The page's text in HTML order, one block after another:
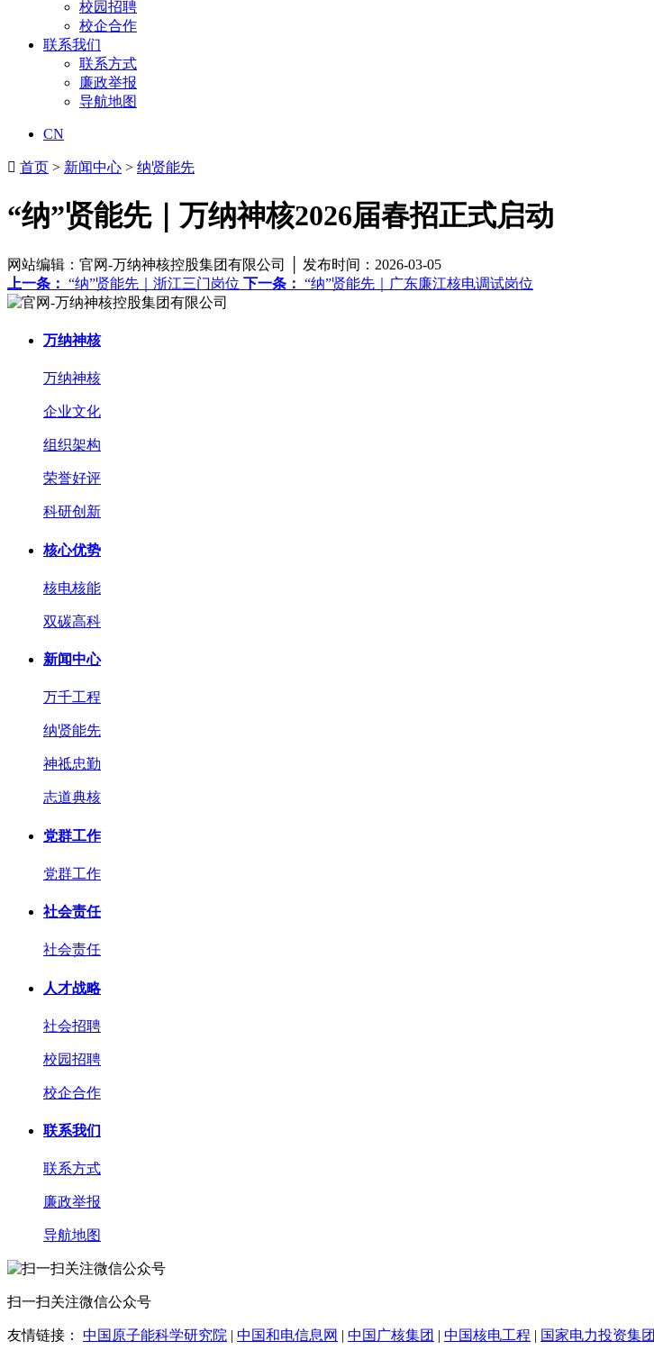
校园招聘
校企合作
联系我们
联系方式
廉政举报
导航地图
CN
 首页 > 新闻中心 > 纳贤能先
“纳”贤能先｜万纳神核2026届春招正式启动
网站编辑：官网-万纳神核控股集团有限公司 │ 发布时间：2026-03-05
上一条： “纳”贤能先｜浙江三门岗位 下一条： “纳”贤能先｜广东廉江核电调试岗位
万纳神核
万纳神核
企业文化
组织架构
荣誉好评
科研创新
核心优势
核电核能
双碳高科
新闻中心
万千工程
纳贤能先
神祗忠勤
志道典核
党群工作
党群工作
社会责任
社会责任
人才战略
社会招聘
校园招聘
校企合作
联系我们
联系方式
廉政举报
导航地图
扫一扫关注微信公众号
友情链接： 中国原子能科学研究院 中国和电信息网 中国广核集团 中国核电工程 国家电力投资集团